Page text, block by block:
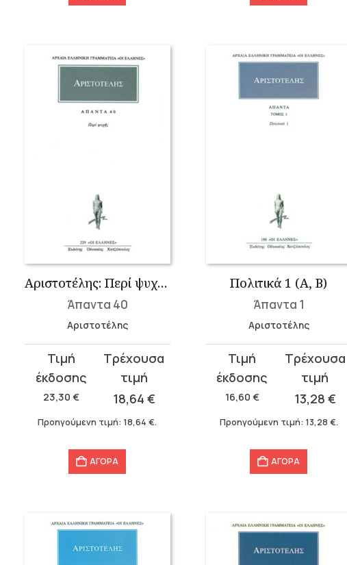
Αριστοτέλης: Περί ψυχής
Άπαντα 40
Αριστοτέλης
23,30 €
Original
price
was:
23,30 €.
18,64 €
τρέχουσα
τιμή
είναι:
Προηγούμενη τιμή: 18,64€.
ΑΓΟΡΑ
Πολιτικά 1 (Α, Β)
Άπαντα 1
Αριστοτέλης
16,60 €
Original
price
was:
16,60 €.
13,28 €
τρέχουσα
τιμή
είναι:
Προηγούμενη τιμή: 13,28 €.
ΑΓΟΡΑ